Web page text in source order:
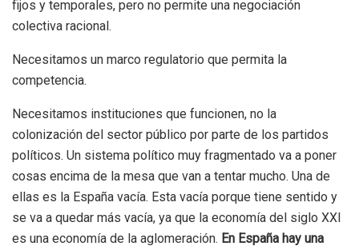
fijos y temporales, pero no permite una negociación
colectiva racional.
Necesitamos un marco regulatorio que permita la
competencia.
Necesitamos instituciones que funcionen, no la
colonización del sector público por parte de los partidos
políticos. Un sistema político muy fragmentado va a poner
cosas encima de la mesa que van a tentar mucho. Una de
ellas es la España vacía. Esta vacía porque tiene sentido y
se va a quedar más vacía, ya que la economía del siglo XXI
es una economía de la aglomeración. En España hay una